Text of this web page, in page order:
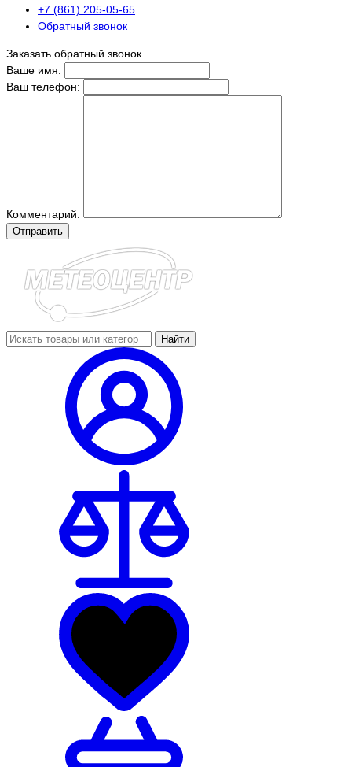
+7 (861) 205-05-65
Обратный звонок
Заказать обратный звонок
Ваше имя:
Ваш телефон:
Комментарий:
Отправить
Найти